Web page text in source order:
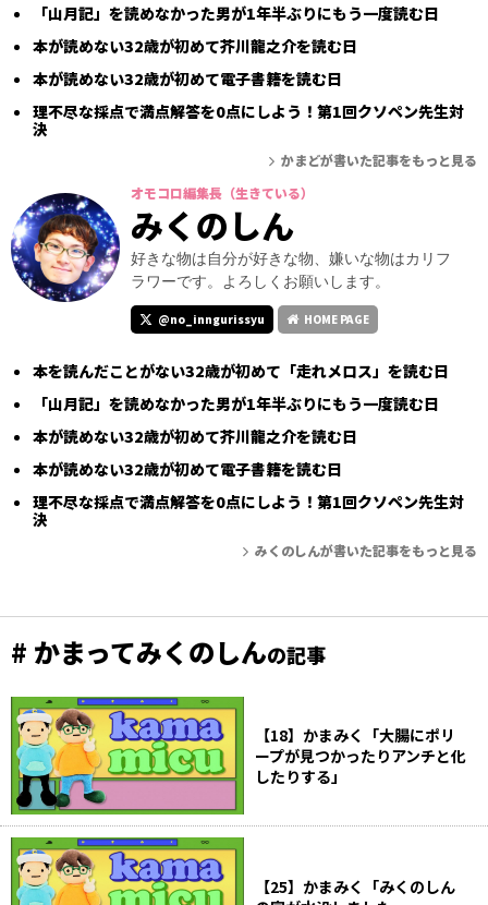
「山月記」を読めなかった男が1年半ぶりにもう一度読む日
本が読めない32歳が初めて芥川龍之介を読む日
本が読めない32歳が初めて電子書籍を読む日
理不尽な採点で満点解答を0点にしよう！第1回クソペン先生対
決
かまどが書いた記事をもっと見る
オモコロ編集長（生きている）
みくのしん
好きな物は自分が好きな物、嫌いな物はカリフ
ラワーです。よろしくお願いします。
@no_inngurissyu HOME PAGE
本を読んだことがない32歳が初めて「走れメロス」を読む日
「山月記」を読めなかった男が1年半ぶりにもう一度読む日
本が読めない32歳が初めて芥川龍之介を読む日
本が読めない32歳が初めて電子書籍を読む日
理不尽な採点で満点解答を0点にしよう！第1回クソペン先生対
決
みくのしんが書いた記事をもっと見る
# かまってみくのしんの記事
【18】かまみく「大腸にポリ
ープが見つかったりアンチと化
したりする」
【25】かまみく「みくのしん